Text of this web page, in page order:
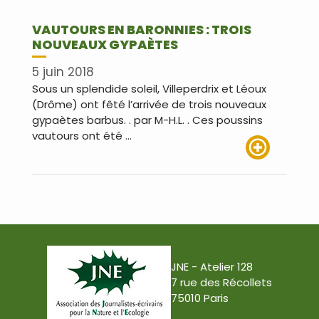
VAUTOURS EN BARONNIES : TROIS
NOUVEAUX GYPAÈTES
5 juin 2018
Sous un splendide soleil, Villeperdrix et Léoux
(Drôme) ont fêté l’arrivée de trois nouveaux
gypaètes barbus. . par M-H.L. . Ces poussins
vautours ont été …
JNE - Atelier 128
7 rue des Récollets
75010 Paris